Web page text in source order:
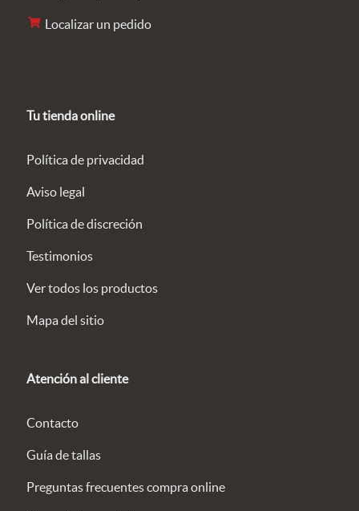
Localizar un pedido
Tu tienda online
Política de privacidad
Aviso legal
Política de discreción
Testimonios
Ver todos los productos
Mapa del sitio
Atención al cliente
Contacto
Guía de tallas
Preguntas frecuentes compra online